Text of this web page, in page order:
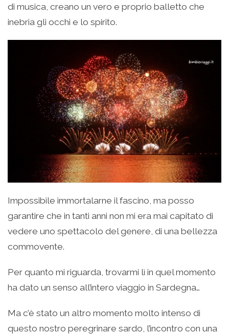
di musica, creano un vero e proprio balletto che
inebria gli occhi e lo spirito.
Impossibile immortalarne il fascino, ma posso
garantire che in tanti anni non mi era mai capitato di
vedere uno spettacolo del genere, di una bellezza
commovente.
Per quanto mi riguarda, trovarmi lì in quel momento
ha dato un senso all’intero viaggio in Sardegna…
Ma c’è stato un altro momento molto intenso di
questo nostro peregrinare sardo, l’incontro con una